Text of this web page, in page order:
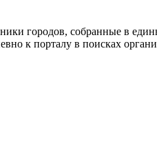
городов, собранные в
к порталу в поисках